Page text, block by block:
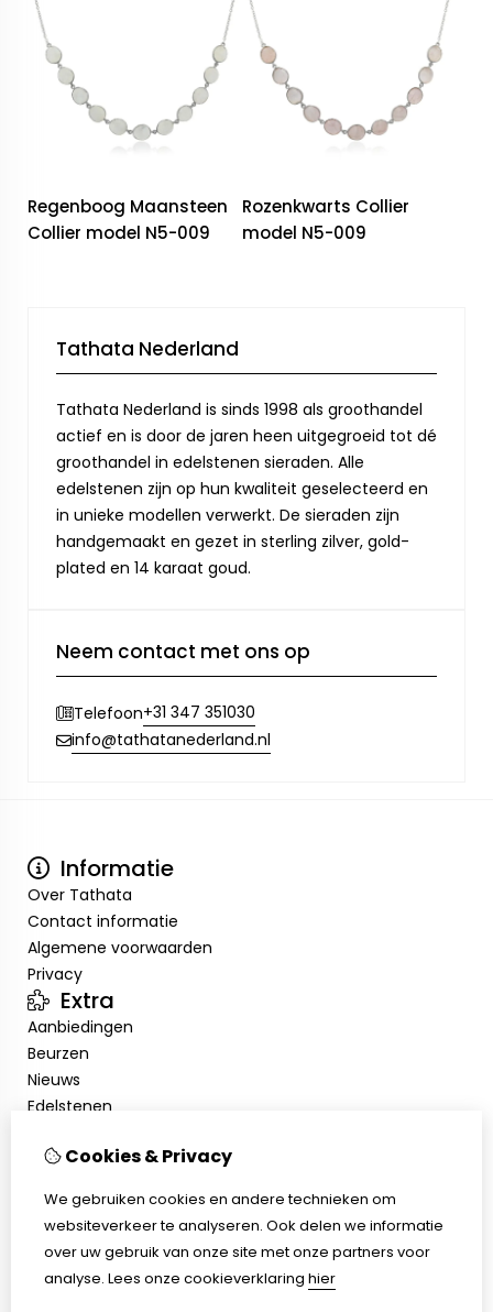
Regenboog Maansteen
Collier model N5-009
Rozenkwarts Collier
model N5-009
Tathata Nederland
Tathata Nederland is sinds 1998 als groothandel
actief en is door de jaren heen uitgegroeid tot dé
groothandel in edelstenen sieraden. Alle
edelstenen zijn op hun kwaliteit geselecteerd en
in unieke modellen verwerkt. De sieraden zijn
handgemaakt en gezet in sterling zilver, gold-
plated en 14 karaat goud.
Neem contact met ons op
Telefoon+31 347 351030
info@tathatanederland.nl
Informatie
Over Tathata
Contact informatie
Algemene voorwaarden
Privacy
Extra
Aanbiedingen
Beurzen
Nieuws
Edelstenen
Mijn account
Bestelhistorie
Klantenservice
Contact
Cookies & Privacy
We gebruiken cookies en andere technieken om
websiteverkeer te analyseren. Ook delen we informatie
over uw gebruik van onze site met onze partners voor
analyse. Lees onze cookieverklaring hier